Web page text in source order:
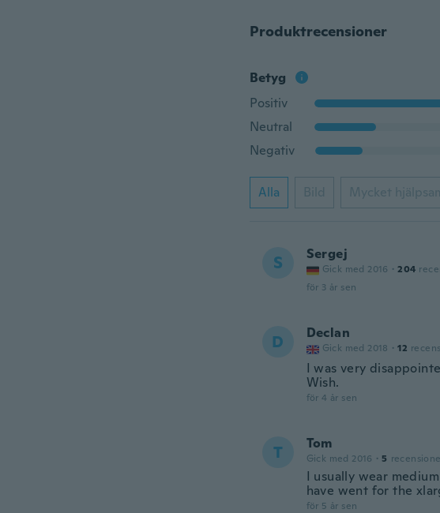
Produktrecensioner
Betyg
Positiv
Neutral
Negativ
Alla Bild Mycket
S Sergej
Gick med 2016 · 204
för 3 år sen
D Declan
Gick med 2018 · 12
I was very
Wish.
för 4 år sen
T Tom
Gick med 2016 · 5
I usually wear
have went for the
för 5 år sen